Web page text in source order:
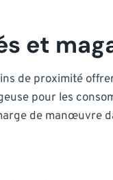
et
de proximité
pour les
de manœuvre